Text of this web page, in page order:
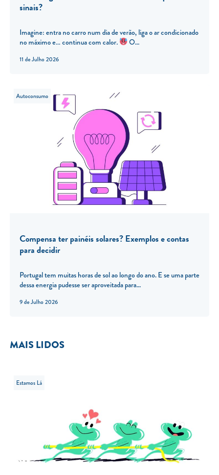
11 de Julho 2026
sinais?
Imagine: entra no carro num dia de verão, liga o ar condicionado
no máximo e… continua com calor.
O...
9 de Julho 2026
Autoconsumo
Compensa ter painéis solares? Exemplos e contas
para decidir
Portugal tem muitas horas de sol ao longo do ano. E se uma parte
dessa energia pudesse ser aproveitada para...
MAIS LIDOS
Estamos Lá